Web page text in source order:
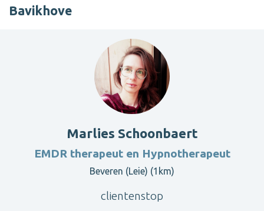
Bavikhove
Marlies Schoonbaert
EMDR therapeut en Hypnotherapeut
Beveren (Leie) (1km)
clientenstop